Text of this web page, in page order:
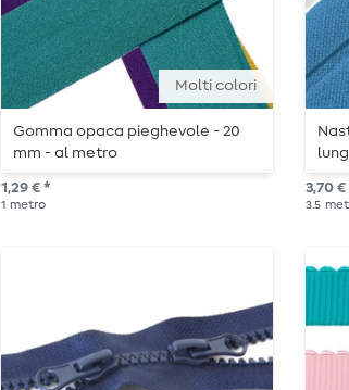
Molti colori
Gomma opaca pieghevole - 20
mm - al metro
1,29 € *
1 metro
3,70 €
3.5